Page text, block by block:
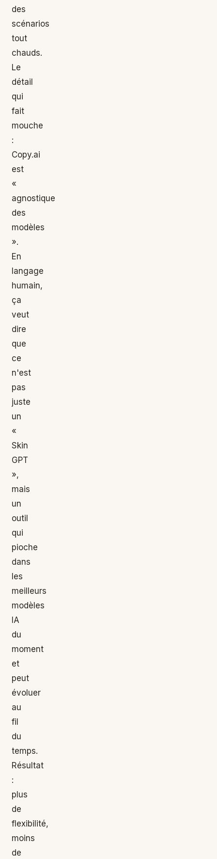
des
scénarios
tout
chauds.
Le
détail
qui
fait
mouche
:
Copy.ai
est
«
agnostique
des
modèles
».
En
langage
humain,
ça
veut
dire
que
ce
n'est
pas
juste
un
«
Skin
GPT
»,
mais
un
outil
qui
pioche
dans
les
meilleurs
modèles
IA
du
moment
et
peut
évoluer
au
fil
du
temps.
Résultat
:
plus
de
flexibilité,
moins
de